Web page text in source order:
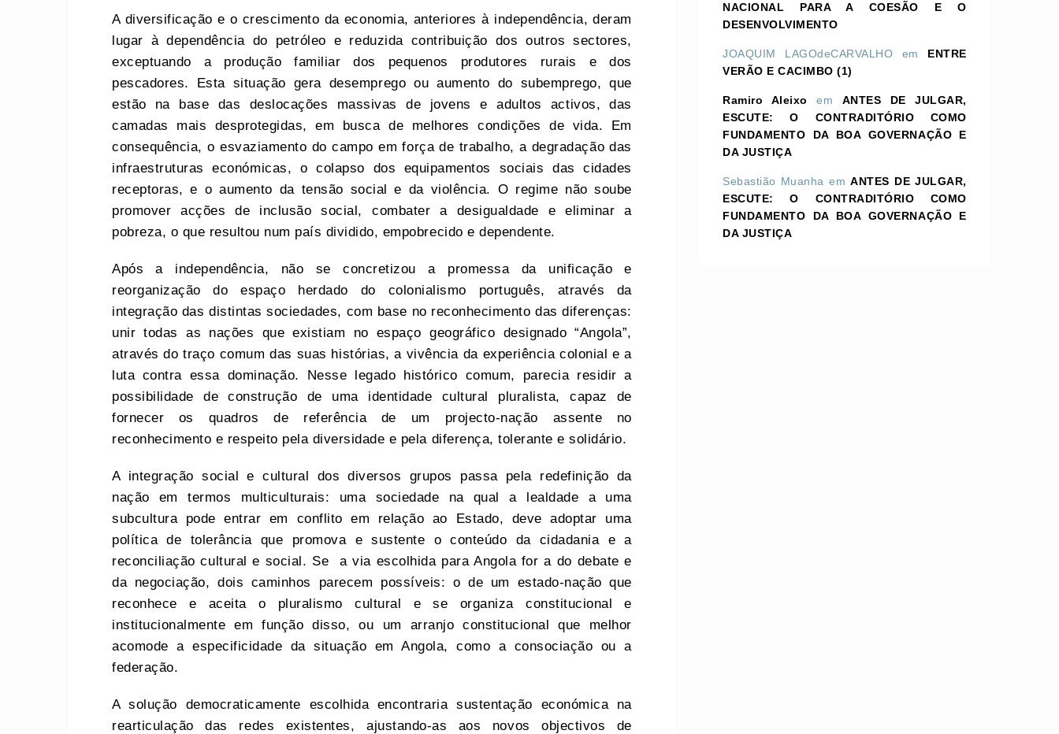
A diversificação e o crescimento da economia, anteriores à independência, deram
lugar à dependência do petróleo e reduzida contribuição dos outros sectores,
exceptuando a produção familiar dos pequenos produtores rurais e dos
pescadores. Esta situação gera desemprego ou aumento do subemprego, que
estão na base das deslocações massivas de jovens e adultos activos, das
camadas mais desprotegidas, em busca de melhores condições de vida. Em
consequência, o esvaziamento do campo em força de trabalho, a degradação das
infraestruturas económicas, o colapso dos equipamentos sociais das cidades
receptoras, e o aumento da tensão social e da violência. O regime não soube
promover acções de inclusão social, combater a desigualdade e eliminar a
pobreza, o que resultou num país dividido, empobrecido e dependente.
Após a independência, não se concretizou a promessa da unificação e
reorganização do espaço herdado do colonialismo português, através da
integração das distintas sociedades, com base no reconhecimento das diferenças:
unir todas as nações que existiam no espaço geográfico designado “Angola”,
através do traço comum das suas histórias, a vivência da experiência colonial e a
luta contra essa dominação. Nesse legado histórico comum, parecia residir a
possibilidade de construção de uma identidade cultural pluralista, capaz de
fornecer os quadros de referência de um projecto-nação assente no
reconhecimento e respeito pela diversidade e pela diferença, tolerante e solidário.
A integração social e cultural dos diversos grupos passa pela redefinição da
nação em termos multiculturais: uma sociedade na qual a lealdade a uma
subcultura pode entrar em conflito em relação ao Estado, deve adoptar uma
política de tolerância que promova e sustente o conteúdo da cidadania e a
reconciliação cultural e social. Se a via escolhida para Angola for a do debate e
da negociação, dois caminhos parecem possíveis: o de um estado-nação que
reconhece e aceita o pluralismo cultural e se organiza constitucional e
institucionalmente em função disso, ou um arranjo constitucional que melhor
acomode a especificidade da situação em Angola, como a consociação ou a
federação.
A solução democraticamente escolhida encontraria sustentação económica na
rearticulação das redes existentes, ajustando-as aos novos objectivos de
NACIONAL PARA A COESÃO E O
DESENVOLVIMENTO
JOAQUIM LAGOdeCARVALHO em ENTRE
VERÃO E CACIMBO (1)
Ramiro Aleixo em ANTES DE JULGAR,
ESCUTE: O CONTRADITÓRIO COMO
FUNDAMENTO DA BOA GOVERNAÇÃO E
DA JUSTIÇA
Sebastião Muanha emANTES DE JULGAR,
ESCUTE: O CONTRADITÓRIO COMO
FUNDAMENTO DA BOA GOVERNAÇÃO E
DA JUSTIÇA